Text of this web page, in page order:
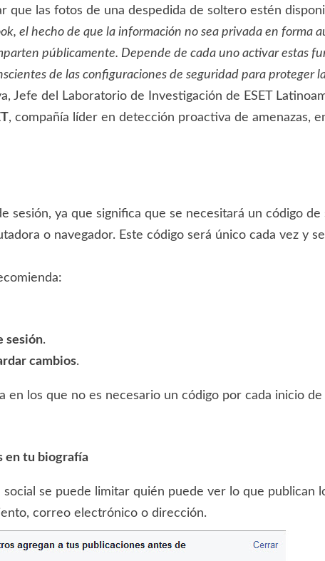
que las fotos de una despedida de soltero estén
el hecho de que la información no sea privada en forma
públicamente. Depende de cada uno activar estas
de las configuraciones de seguridad para proteger
Jefe del Laboratorio de Investigación de ESET
, compañía líder en detección proactiva de amenazas,
sesión, ya que significa que se necesitará un código
o navegador. Este código será único cada vez y
sesión.
cambios.
en los que no es necesario un código por cada inicio
en tu biografía
se puede limitar quién puede ver lo que publican
correo electrónico o dirección.